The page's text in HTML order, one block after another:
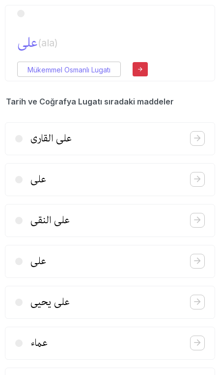
علی(ala)
Mükemmel Osmanlı Lugatı
Tarih ve Coğrafya Lugatı sıradaki maddeler
علی القاری
علی
علی النقی
علی
علی یحیی
عماء